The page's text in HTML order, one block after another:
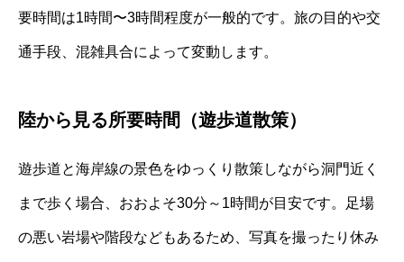
要時間は1時間〜3時間程度が一般的です。旅の目的や交
通手段、混雑具合によって変動します。
陸から見る所要時間（遊歩道散策）
遊歩道と海岸線の景色をゆっくり散策しながら洞門近く
まで歩く場合、おおよそ30分～1時間が目安です。足場
の悪い岩場や階段などもあるため、写真を撮ったり休み